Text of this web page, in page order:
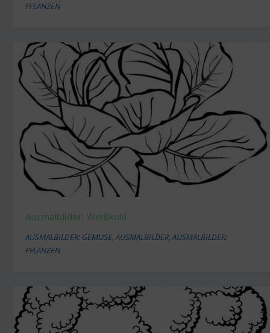
PFLANZEN
Ausmalbilder: Weißkohl
AUSMALBILDER: GEMÜSE,AUSMALBILDER,AUSMALBILDER:
PFLANZEN